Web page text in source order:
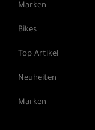
Marken
Bikes
Top Artikel
Neuheiten
Marken